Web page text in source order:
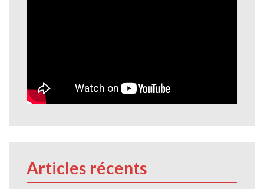
Articles récents